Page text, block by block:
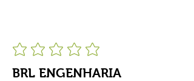
BRL ENGENHARIA